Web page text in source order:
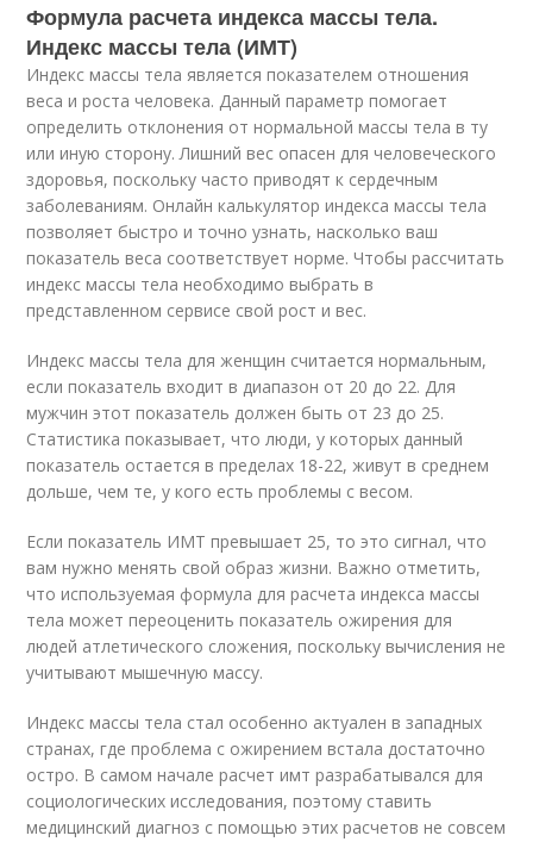
Формула расчета индекса массы тела.
Индекс массы тела (ИМТ)
Индекс массы тела является показателем отношения
веса и роста человека. Данный параметр помогает
определить отклонения от нормальной массы тела в ту
или иную сторону. Лишний вес опасен для человеческого
здоровья, поскольку часто приводят к сердечным
заболеваниям. Онлайн калькулятор индекса массы тела
позволяет быстро и точно узнать, насколько ваш
показатель веса соответствует норме. Чтобы рассчитать
индекс массы тела необходимо выбрать в
представленном сервисе свой рост и вес.
Индекс массы тела для женщин считается нормальным,
если показатель входит в диапазон от 20 до 22. Для
мужчин этот показатель должен быть от 23 до 25.
Статистика показывает, что люди, у которых данный
показатель остается в пределах 18-22, живут в среднем
дольше, чем те, у кого есть проблемы с весом.
Если показатель ИМТ превышает 25, то это сигнал, что
вам нужно менять свой образ жизни. Важно отметить,
что используемая формула для расчета индекса массы
тела может переоценить показатель ожирения для
людей атлетического сложения, поскольку вычисления не
учитывают мышечную массу.
Индекс массы тела стал особенно актуален в западных
странах, где проблема с ожирением встала достаточно
остро. В самом начале расчет имт разрабатывался для
социологических исследования, поэтому ставить
медицинский диагноз с помощью этих расчетов не совсем